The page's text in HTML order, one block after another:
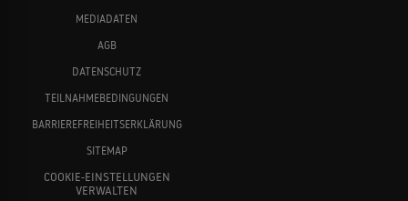
MEDIADATEN
AGB
DATENSCHUTZ
TEILNAHMEBEDINGUNGEN
BARRIEREFREIHEITSERKLÄRUNG
SITEMAP
COOKIE-EINSTELLUNGEN
VERWALTEN